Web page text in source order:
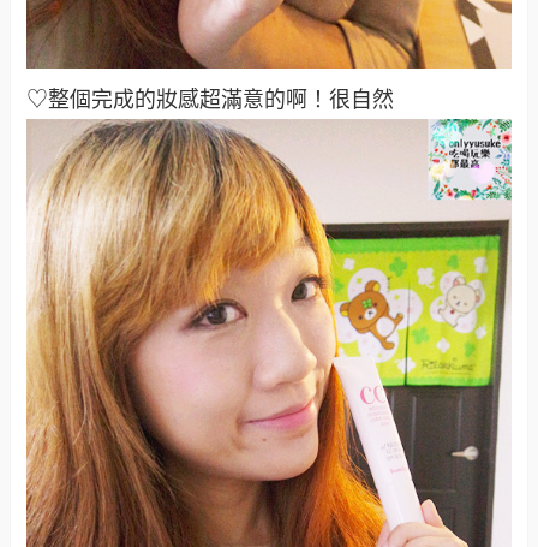
♡整個完成的妝感超滿意的啊！很自然